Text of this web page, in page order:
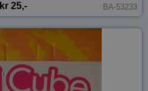
kr 25,- BA-53233